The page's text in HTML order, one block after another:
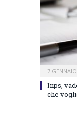
7
Inps,
che